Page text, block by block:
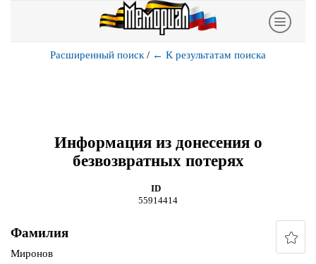
Расширенный поиск / ← К результатам поиска
Информация из донесения о
безвозвратных потерях
ID
55914414
Фамилия
Миронов